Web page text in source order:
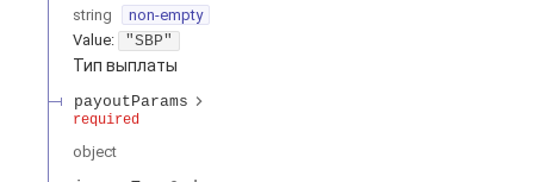
string
non-empty
Value: "SBP"
Тип выплаты
payoutParams
required
object